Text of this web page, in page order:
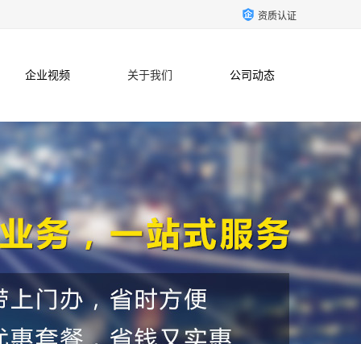
资质认证
企业视频 关于我们 公司动态
联系方式